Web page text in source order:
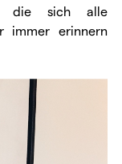
die sich alle
immer erinnern